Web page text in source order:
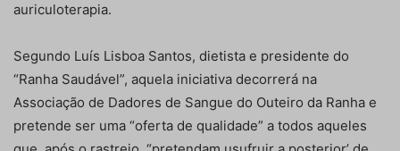
auriculoterapia.
Segundo Luís Lisboa Santos, dietista e presidente do
“Ranha Saudável”, aquela iniciativa decorrerá na
Associação de Dadores de Sangue do Outeiro da Ranha e
pretende ser uma “oferta de qualidade” a todos aqueles